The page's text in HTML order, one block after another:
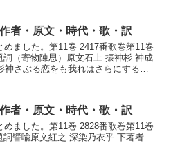
者・原文・時代・歌・訳
ました。第11巻 2417番歌巻第11巻
（寄物陳思）原文石上 振神杉 神成
さぶる恋をも我れはさらにするか
者・原文・時代・歌・訳
ました。第11巻 2828番歌巻第11巻
譬喩原文紅之 深染乃衣乎 下著者